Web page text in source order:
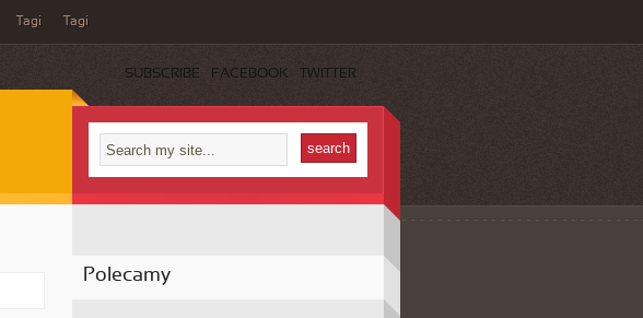
Tagi Tagi
SUBSCRIBE FACEBOOK TWITTER
Polecamy